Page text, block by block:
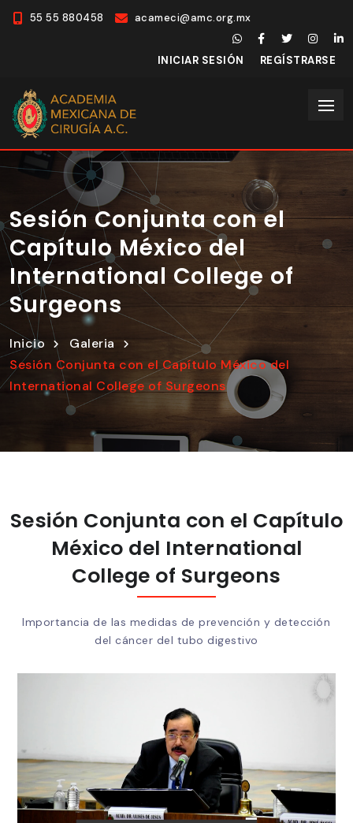
55 55 880458 acameci@amc.org.mx
INICIAR SESIÓN REGÍSTRARSE
Sesión Conjunta con el
Capítulo México del
International College of
Surgeons
Inicio
Galeria
Sesión Conjunta con el Capítulo México del
International College of Surgeons
Sesión Conjunta con el Capítulo
México del International
College of Surgeons
Importancia de las medidas de prevención y detección
del cáncer del tubo digestivo